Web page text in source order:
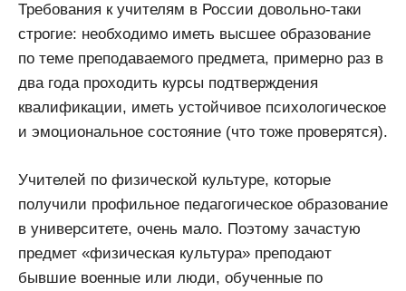
Требования к учителям в России довольно-таки
строгие: необходимо иметь высшее образование
по теме преподаваемого предмета, примерно раз в
два года проходить курсы подтверждения
квалификации, иметь устойчивое психологическое
и эмоциональное состояние (что тоже проверятся).
Учителей по физической культуре, которые
получили профильное педагогическое образование
в университете, очень мало. Поэтому зачастую
предмет «физическая культура» преподают
бывшие военные или люди, обученные по